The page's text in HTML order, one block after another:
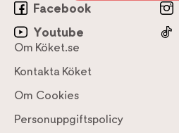
Facebook
Youtube
Om Köket.se
Kontakta Köket
Om Cookies
Personuppgiftspolicy